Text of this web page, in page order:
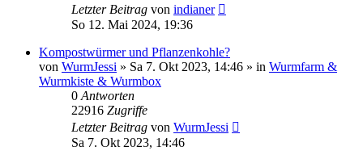
Letzter Beitrag von indianer
So 12. Mai 2024, 19:36
Kompostwürmer und Pflanzenkohle?
von WurmJessi » Sa 7. Okt 2023, 14:46 » in Wurmfarm &
Wurmkiste & Wurmbox
0 Antworten
22916 Zugriffe
Letzter Beitrag von WurmJessi
Sa 7. Okt 2023, 14:46